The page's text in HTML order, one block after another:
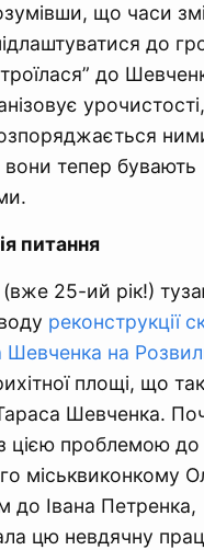
що часи
до
до
урочистості,
тепер бувають
питання
25-ий рік!)
реконструкції
Шевченка на
площі, що
Шевченка.
цією проблемою до
міськвиконкому
до Івана Петренка,
цю невдячну